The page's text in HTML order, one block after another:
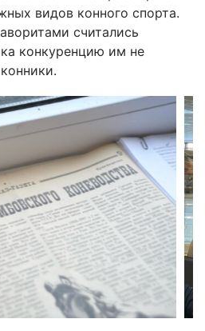
видов конного спорта.
считались
конкуренцию им не